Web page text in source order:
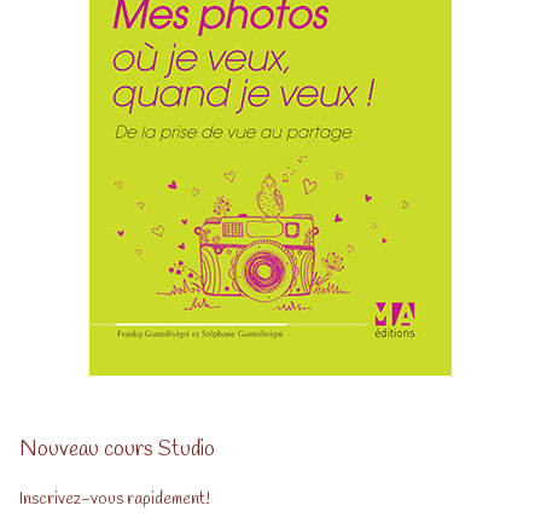
Nouveau cours Studio
Inscrivez-vous rapidement!